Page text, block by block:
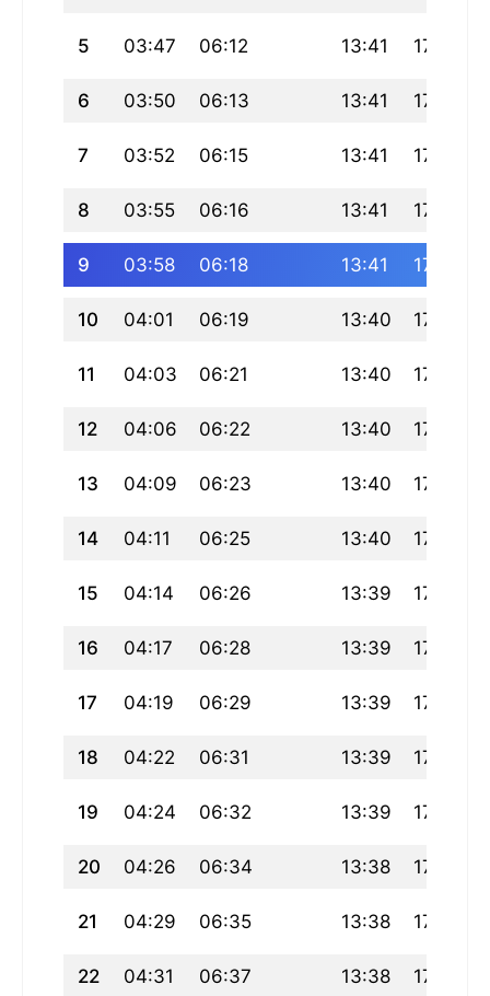
5 03:47 06:12 13:41 17:46
6 03:50 06:13 13:41 17:45
7 03:52 06:15 13:41 17:44
8 03:55 06:16 13:41 17:43
9 03:58 06:18 13:41 17:42
10 04:01 06:19 13:40 17:42
11 04:03 06:21 13:40 17:41
12 04:06 06:22 13:40 17:40
13 04:09 06:23 13:40 17:39
14 04:11 06:25 13:40 17:38
15 04:14 06:26 13:39 17:37
16 04:17 06:28 13:39 17:36
17 04:19 06:29 13:39 17:35
18 04:22 06:31 13:39 17:34
19 04:24 06:32 13:39 17:33
20 04:26 06:34 13:38 17:32
21 04:29 06:35 13:38 17:31
22 04:31 06:37 13:38 17:30